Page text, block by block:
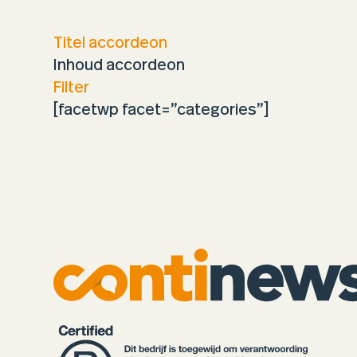
Titel accordeon
Inhoud accordeon
Filter
[facetwp facet=”categories”]